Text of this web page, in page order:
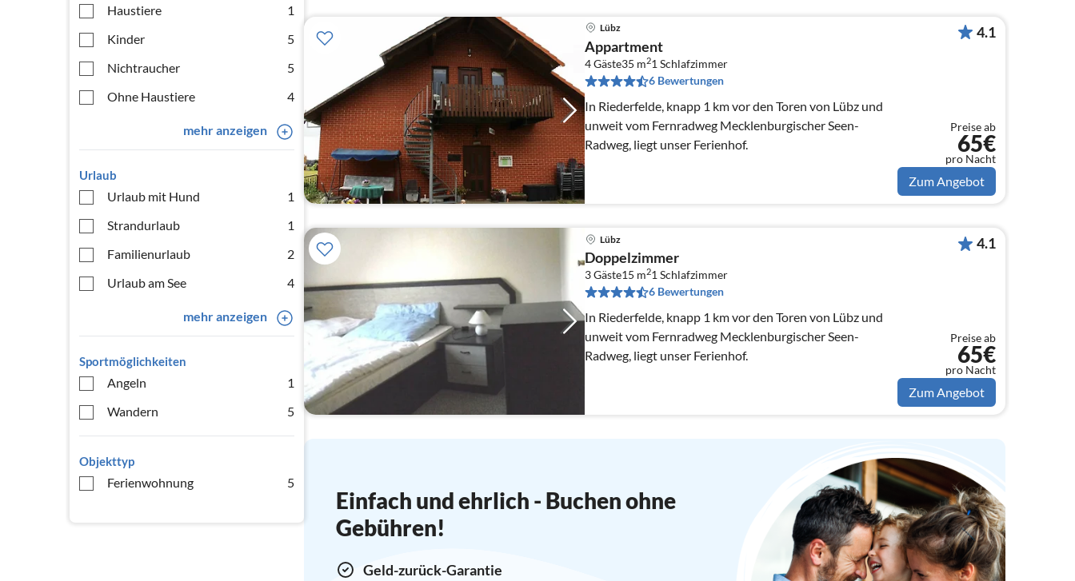
Haustiere
1
Kinder
5
Nichtraucher
5
Ohne Haustiere
4
mehr anzeigen
Urlaub
Urlaub mit Hund
1
Strandurlaub
1
Familienurlaub
2
Urlaub am See
4
mehr anzeigen
Sportmöglichkeiten
Angeln
1
Wandern
5
Objekttyp
Ferienwohnung 5
Lübz
Appartment
4 Gäste35 m21 Schlafzimmer
6 Bewertungen
In Riederfelde, knapp 1 km vor den Toren von Lübz und
unweit vom Fernradweg Mecklenburgischer Seen-
Radweg, liegt unser Ferienhof.
4.1
Preise ab
65€
pro Nacht
Zum Angebot
Lübz
Doppelzimmer
3 Gäste15 m21 Schlafzimmer
6 Bewertungen
In Riederfelde, knapp 1 km vor den Toren von Lübz und
unweit vom Fernradweg Mecklenburgischer Seen-
Radweg, liegt unser Ferienhof.
4.1
Preise ab
65€
pro Nacht
Zum Angebot
Einfach und ehrlich - Buchen ohne
Gebühren!
Geld-zurück-Garantie